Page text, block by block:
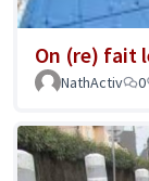
On (re) fait
NathActiv
0